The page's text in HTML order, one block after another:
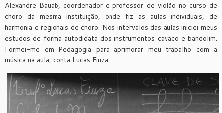
Alexandre Bauab, coordenador e professor de violão no curso de
choro da mesma instituição, onde fiz as aulas individuais, de
harmonia e regionais de choro. Nos intervalos das aulas iniciei meus
estudos de forma autodidata dos instrumentos cavaco e bandolim.
Formei-me em Pedagogia para aprimorar meu trabalho com a
música na aula, conta Lucas Fiuza.